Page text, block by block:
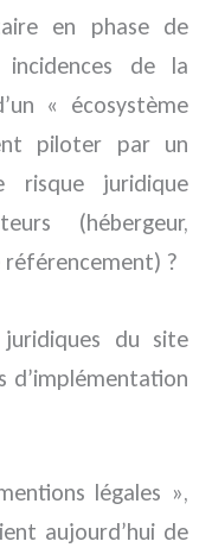
en phase de
de la
« écosystème
piloter par un
risque juridique
(hébergeur,
?
du site
d’implémentation
légales »,
aujourd’hui de